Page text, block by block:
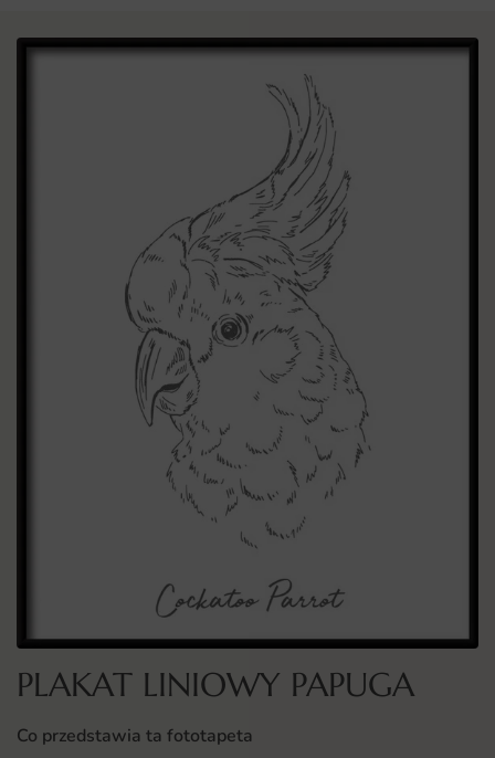
PLAKAT LINIOWY PAPUGA
Co przedstawia ta fototapeta